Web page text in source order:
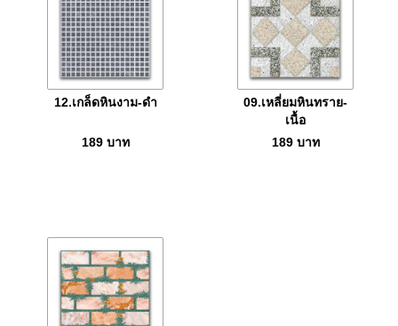
12.เกล็ดหินงาม-ดำ
189 บาท
09.เหลี่ยมหินทราย-
เนื้อ
189 บาท